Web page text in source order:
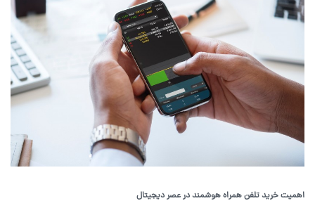
اهمیت خرید تلفن همراه هوشمند در عصر دیجیتال